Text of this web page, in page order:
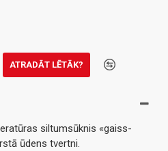
ATRADĀT LĒTĀK?
siltumsūknis «gaiss-
ūdens tvertni.